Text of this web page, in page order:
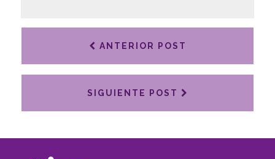
ANTERIOR POST
SIGUIENTE POST